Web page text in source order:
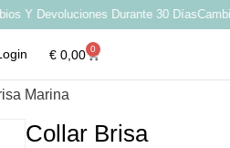
Y Devoluciones Durante 30 Días
€0,00 0
Marina
Collar Brisa